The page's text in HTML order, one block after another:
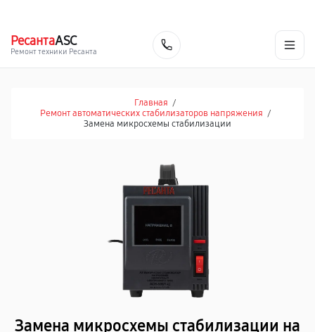
РесантаASC
Ремонт техники Ресанта
Главная /
Ремонт автоматических стабилизаторов напряжения /
Замена микросхемы стабилизации
Замена микросхемы стабилизации на